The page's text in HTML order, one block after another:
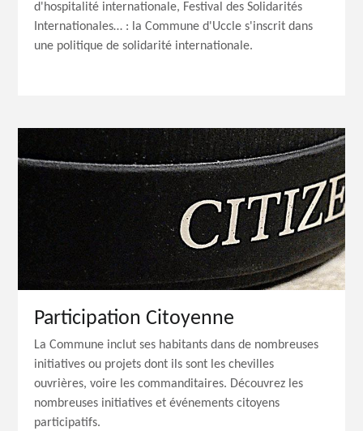
d'hospitalité internationale, Festival des Solidarités
Internationales… : la Commune d'Uccle s'inscrit dans
une politique de solidarité internationale.
Participation Citoyenne
La Commune inclut ses habitants dans de nombreuses
initiatives ou projets dont ils sont les chevilles
ouvrières, voire les commanditaires. Découvrez les
nombreuses initiatives et événements citoyens
participatifs.